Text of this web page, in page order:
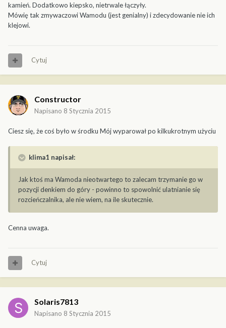
kamień. Dodatkowo kiepsko, nietrwale łączyły.
Mówię tak zmywaczowi Wamodu (jest genialny) i zdecydowanie nie ich
klejowi.
Cytuj
Constructor
Napisano 8 Stycznia 2015
Ciesz się, że coś było w środku Mój wyparował po kilkukrotnym użyciu
klima1 napisał:
Jak ktoś ma Wamoda nieotwartego to zalecam trzymanie go w
pozycji denkiem do góry - powinno to spowolnić ulatnianie się
rozcieńczalnika, ale nie wiem, na ile skutecznie.
Cenna uwaga.
Cytuj
Solaris7813
Napisano 8 Stycznia 2015